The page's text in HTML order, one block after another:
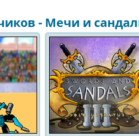
- Мечи и